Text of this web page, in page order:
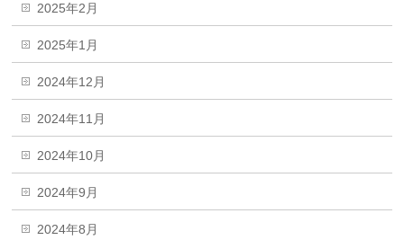
2025年2月
2025年1月
2024年12月
2024年11月
2024年10月
2024年9月
2024年8月